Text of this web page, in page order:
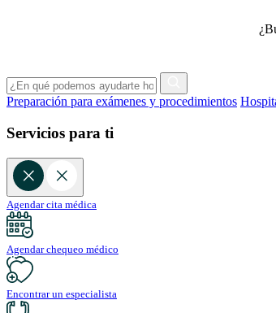
Preparación para exámenes y procedimientos
Servicios para ti
Agendar cita médica
Agendar chequeo médico
Encontrar un especialista